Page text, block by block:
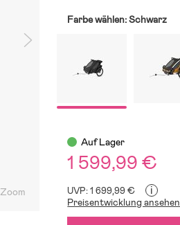
Zoom
Farbe wählen:Schwarz
Auf Lager
1 599,99 €
UVP: 1 699,99 € i
Preisentwicklung ansehen